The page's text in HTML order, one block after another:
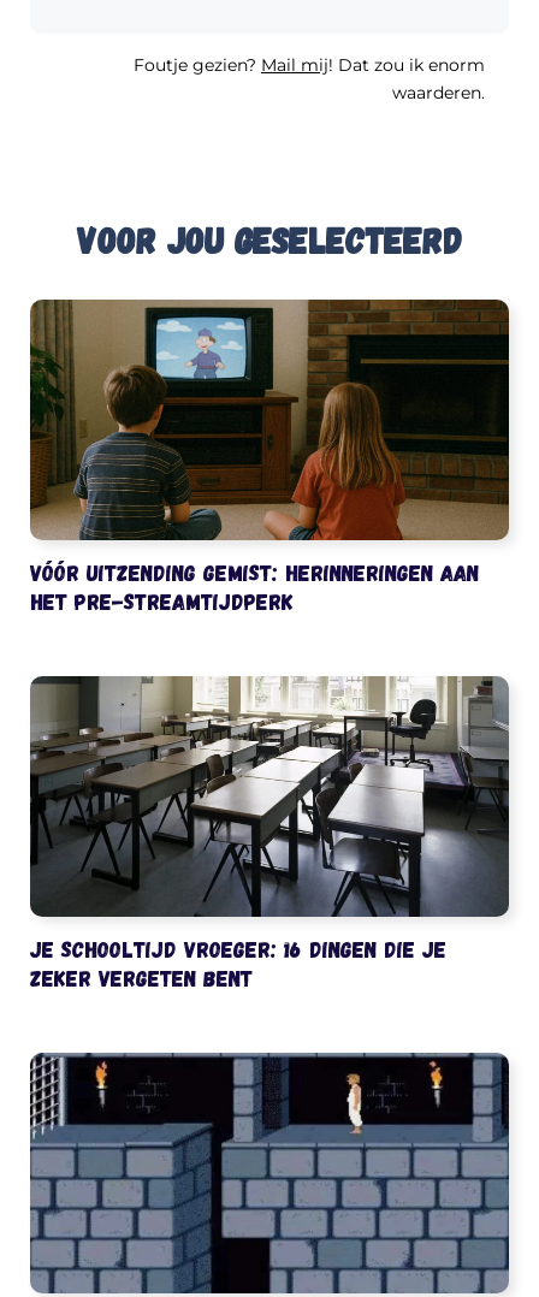
Foutje gezien? Mail mij! Dat zou ik enorm
waarderen.
Voor jou geselecteerd
Vóór uitzending gemist: herinneringen aan
het pre-streamtijdperk
Je schooltijd vroeger: 16 dingen die je
zeker vergeten bent